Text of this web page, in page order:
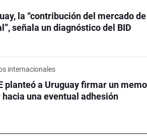
la “contribución del mercado
señala un diagnóstico del BID
internacionales
planteó a Uruguay firmar un
hacia una eventual adhesión